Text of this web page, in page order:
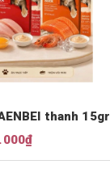
thanh 15gr